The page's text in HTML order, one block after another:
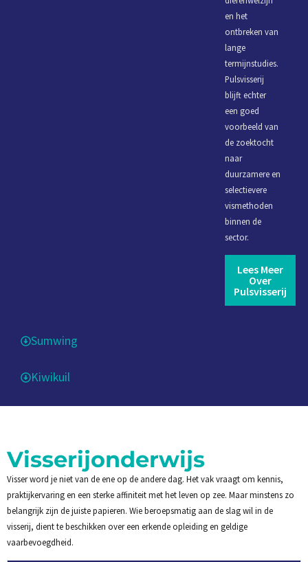
en het
ontbreken van
lange
termijnstudies.
Pulsvisserij
blijft echter
een goed
voorbeeld van
de zoektocht
naar
duurzamere en
selectievere
vismethoden
binnen de
sector.
Lees Meer
Over
Pulsvisserij
Sumwing
Kiwikuil
Visserijonderwijs
Visser word je niet van de ene op de andere dag. Het vak vraagt om kennis,
praktijkervaring en een sterke affiniteit met het leven op zee. Maar minstens zo
belangrijk zijn de juiste papieren. Wie beroepsmatig aan de slag wil in de
visserij, dient te beschikken over een erkende opleiding en geldige
vaarbevoegdheid.